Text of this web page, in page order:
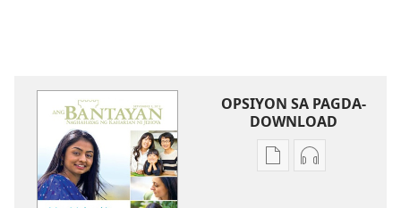
OPSIYON SA PAGDA-
DOWNLOAD
OpsiyonOpsiyon